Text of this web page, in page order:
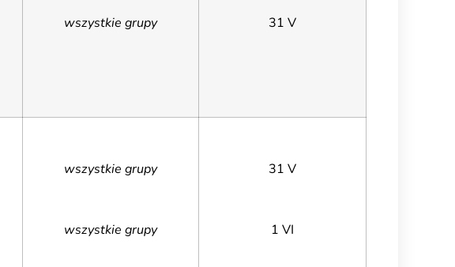
wszystkie grupy 31 V
wszystkie grupy
wszystkie grupy
31 V
1 VI